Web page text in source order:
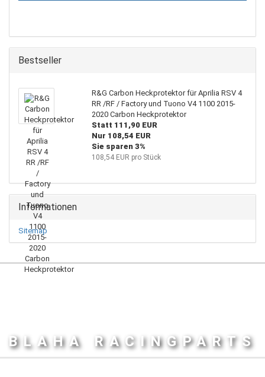
Bestseller
R&G Carbon Heckprotektor für Aprilia RSV 4
RR /RF / Factory und Tuono V4 1100 2015-
2020 Carbon Heckprotektor
Statt 111,90 EUR
Nur 108,54 EUR
Sie sparen 3%
108,54 EUR pro Stück
Informationen
Sitemap
BLAHA RACINGPARTS